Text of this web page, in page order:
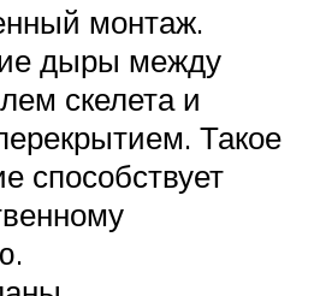
монтаж.
дыры между
скелета и
Такое
способствует